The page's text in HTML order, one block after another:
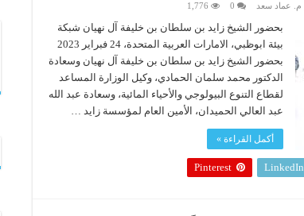
م. عماد سعد 0
1,776
بحضور الشيخ زايد بن سلطان بن خليفة آل نهيان شبكة
بيئة ابوظبي، الامارات العربية المتحدة، 24 فبراير 2023
بحضور الشيخ زايد بن سلطان بن خليفة آل نهيان وسعادة
الدكتور محمد سلمان الحمادي، وكيل الوزارة المساعد
لقطاع التنوع البيولوجي والأحياء المائية، وسعادة عبد الله
عبد العالي الحميدان، الأمين العام لمؤسسة زايد …
أكمل القراءة »
LinkedIn
Pinterest